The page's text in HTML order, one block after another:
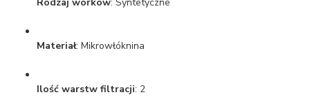
Materiał: Mikrowłóknina
Ilość warstw filtracji: 2